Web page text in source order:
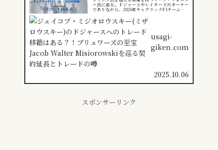
ー氏に迫る。ドジャースやレイカーズのオーナー
でありながら、2026年キャデラックF1チームの
規模、大谷翔平との関係性、そしてF1戦略を徹
底解説。
usagi-
giken.com
2025.10.06
スポンサーリンク